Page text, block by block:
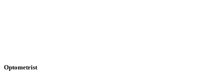
Optometrist